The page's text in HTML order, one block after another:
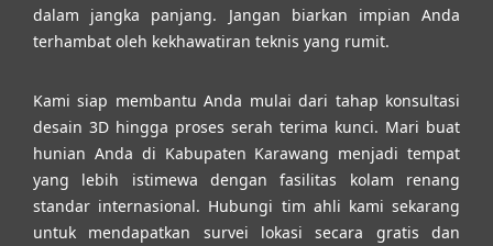
dalam jangka panjang. Jangan biarkan impian Anda
terhambat oleh kekhawatiran teknis yang rumit.
Kami siap membantu Anda mulai dari tahap konsultasi
desain 3D hingga proses serah terima kunci. Mari buat
hunian Anda di Kabupaten Karawang menjadi tempat
yang lebih istimewa dengan fasilitas kolam renang
standar internasional. Hubungi tim ahli kami sekarang
untuk mendapatkan survei lokasi secara gratis dan